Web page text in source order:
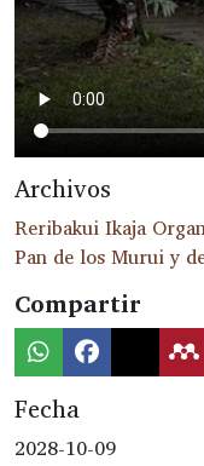
Archivos
Reribakui Ikaja
Pan de los Murui y
Compartir
Fecha
2028-10-09